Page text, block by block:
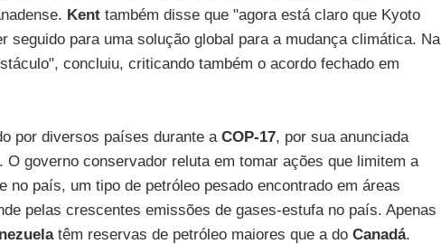
Kent também disse que "agora está claro que Kyoto
seguido para uma solução global para a mudança climática. Na
concluiu, criticando também o acordo fechado em
por diversos países durante a COP-17, por sua anunciada
O governo conservador reluta em tomar ações que limitem a
no país, um tipo de petróleo pesado encontrado em áreas
pelas crescentes emissões de gases-estufa no país. Apenas
têm reservas de petróleo maiores que a do Canadá.